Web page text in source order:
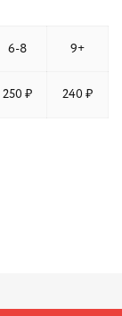
6-8 9+
250 ₽ 240 ₽